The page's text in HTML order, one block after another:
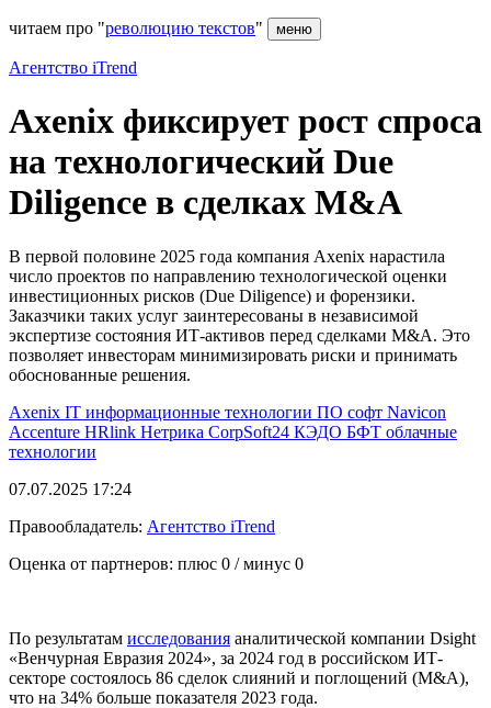
читаем про "революцию текстов" меню
Агентство iTrend
Axenix фиксирует рост спроса
на технологический Due
Diligence в сделках M&A
В первой половине 2025 года компания Axenix нарастила
число проектов по направлению технологической оценки
инвестиционных рисков (Due Diligence) и форензики.
Заказчики таких услуг заинтересованы в независимой
экспертизе состояния ИТ-активов перед сделками M&A. Это
позволяет инвесторам минимизировать риски и принимать
обоснованные решения.
Axenix IT информационные технологии ПО софт Navicon
Accenture HRlink Нетрика CorpSoft24 КЭДО БФТ облачные
технологии
07.07.2025 17:24
Правообладатель: Агентство iTrend
Оценка от партнеров: плюс 0 / минус 0
По результатам исследования аналитической компании Dsight
«Венчурная Евразия 2024», за 2024 год в российском ИТ-
секторе состоялось 86 сделок слияний и поглощений (M&A),
что на 34% больше показателя 2023 года.